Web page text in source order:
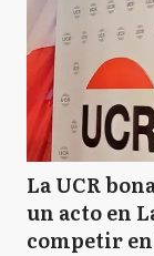
La UCR
un acto en
competir en